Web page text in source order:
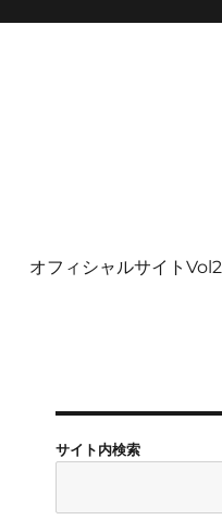
オフィシャルサイトVol2
サイト内検索